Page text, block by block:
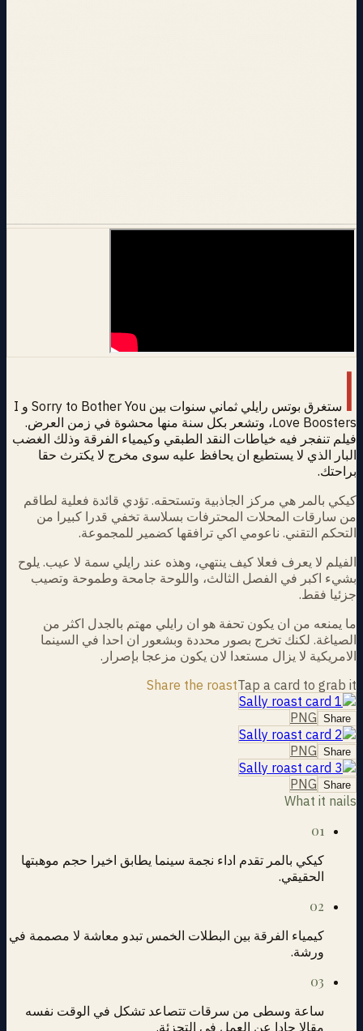
ا
ستغرق بوتس رايلي ثماني سنوات بين Sorry to Bother You و I
Love Boosters، وتشعر بكل سنة منها محشوة في زمن العرض.
فيلم تنفجر فيه خياطات النقد الطبقي وكيمياء الفرقة وذلك الغضب
البار الذي لا يستطيع ان يحافظ عليه سوى مخرج لا يكترث حقا
براحتك.
كيكي بالمر هي مركز الجاذبية وتستحقه. تؤدي قائدة فعلية لطاقم
من سارقات المحلات المحترفات بسلاسة تخفي قدرا كبيرا من
التحكم التقني. ناعومي اكي ترافقها كضمير للمجموعة.
الفيلم لا يعرف فعلا كيف ينتهي، وهذه عند رايلي سمة لا عيب. يلوح
بشيء اكبر في الفصل الثالث، واللوحة جامحة وطموحة وتصيب
جزئيا فقط.
ما يمنعه من ان يكون تحفة هو ان رايلي مهتم بالجدل اكثر من
الصياغة. لكنك تخرج بصور محددة وبشعور ان احدا في السينما
الامريكية لا يزال مستعدا لان يكون مزعجا بإصرار.
Share the roastTap a card to grab it
Share
PNG
Share
PNG
Share
PNG
What it nails
01
كيكي بالمر تقدم اداء نجمة سينما يطابق اخيرا حجم موهبتها
الحقيقي.
02
كيمياء الفرقة بين البطلات الخمس تبدو معاشة لا مصممة في
ورشة.
03
ساعة وسطى من سرقات تتصاعد تشكل في الوقت نفسه
مقالا جادا عن العمل في التجزئة.